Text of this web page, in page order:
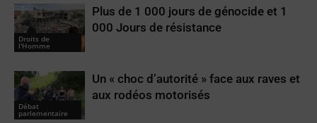
Droits de
l'Homme
Plus de 1 000 jours de génocide et 1
000 Jours de résistance
Débat
parlementaire
Un « choc d’autorité » face aux raves et
aux rodéos motorisés